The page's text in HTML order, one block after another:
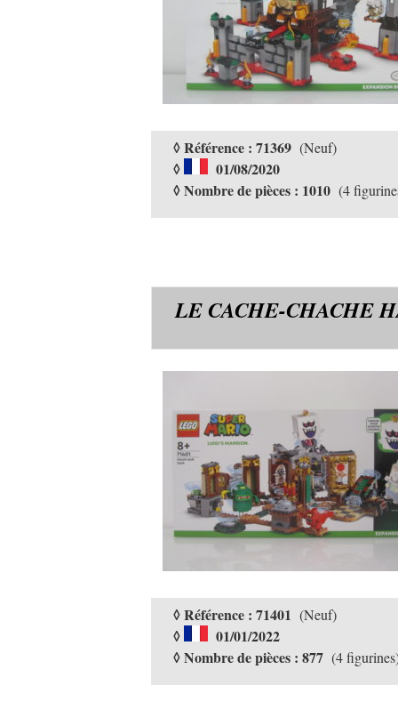
◊ Référence : 71369 (Neuf)
◊
01/08/2020
◊ Nombre de pièces : 1010 (4
LE CACHE-CHACHE
◊ Référence : 71401 (Neuf)
◊
01/01/2022
◊ Nombre de pièces : 877 (4